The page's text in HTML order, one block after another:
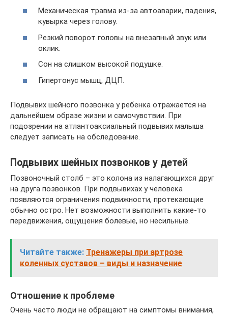
Механическая травма из-за автоаварии, падения,
кувырка через голову.
Резкий поворот головы на внезапный звук или
оклик.
Сон на слишком высокой подушке.
Гипертонус мышц, ДЦП.
Подвывих шейного позвонка у ребенка отражается на
дальнейшем образе жизни и самочувствии. При
подозрении на атлантоаксиальный подвывих малыша
следует записать на обследование.
Подвывих шейных позвонков у детей
Позвоночный столб – это колона из налагающихся друг
на друга позвонков. При подвывихах у человека
появляются ограничения подвижности, протекающие
обычно остро. Нет возможности выполнить какие-то
передвижения, ощущения болевые, но несильные.
Читайте также: Тренажеры при артрозе
коленных суставов – виды и назначение
Отношение к проблеме
Очень часто люди не обращают на симптомы внимания,